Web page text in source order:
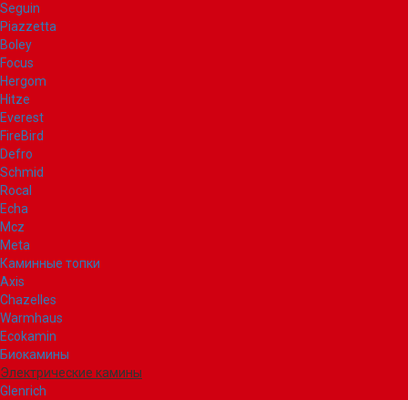
Seguin
Piazzetta
Boley
Focus
Hergom
Hitze
Everest
FireBird
Defro
Schmid
Rocal
Echa
Mcz
Meta
Каминные топки
Axis
Chazelles
Warmhaus
Ecokamin
Биокамины
Электрические камины
Glenrich